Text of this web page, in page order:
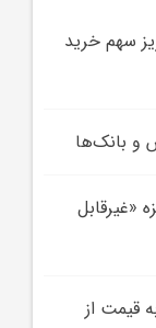
سهم خريد
و بانک‌ها
«غيرقابل
قيمت از